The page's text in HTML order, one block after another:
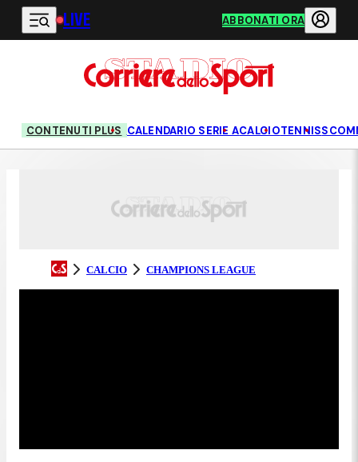
Vai al contenuto principale
LIVE ABBONATI ORA
CONTENUTI PLUS CALENDARIO SERIE ACALCIOTENNIS
CALCIO CHAMPIONS LEAGUE